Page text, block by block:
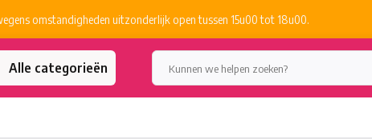
omstandigheden uitzonderlijk open tussen 15u00 tot 18u00.
Alle categorieën